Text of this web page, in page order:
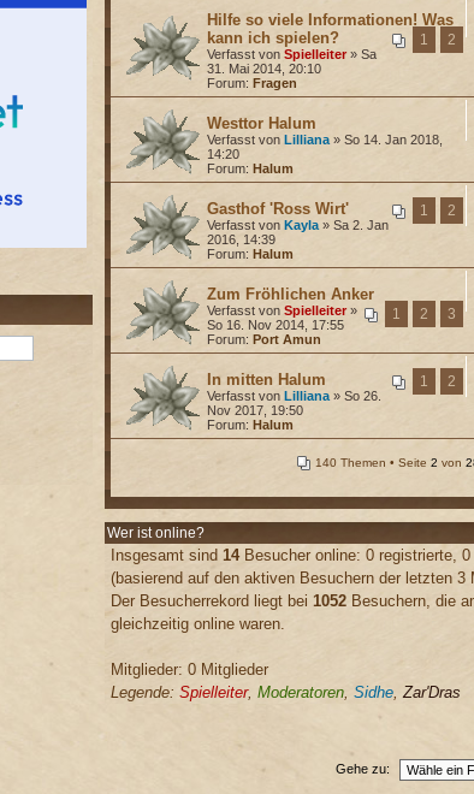
Hilfe so viele Informationen! Was
kann ich spielen?
1 2
Verfasst von Spielleiter» Sa
31. Mai 2014, 20:10
Forum: Fragen
Westtor Halum
Verfasst von Lilliana» So 14. Jan 2018,
14:20
Forum: Halum
Gasthof 'Ross Wirt' 1 2
Verfasst von Kayla» Sa 2. Jan
2016, 14:39
Forum: Halum
Zum Fröhlichen Anker
1 2 3
Verfasst von Spielleiter»
So 16. Nov 2014, 17:55
Forum: Port Amun
In mitten Halum 1 2
Verfasst von Lilliana» So 26.
Nov 2017, 19:50
Forum: Halum
140 Themen • Seite 2 von
Wer ist online?
Insgesamt sind 14Besucher online: 0 registrierte,
(basierend auf den aktiven Besuchern der letzten 3
Der Besucherrekord liegt bei 1052Besuchern, die
gleichzeitig online waren.
Mitglieder: 0 Mitglieder
Legende: Spielleiter, Moderatoren, Sidhe,Zar'Dras
Gehe zu: